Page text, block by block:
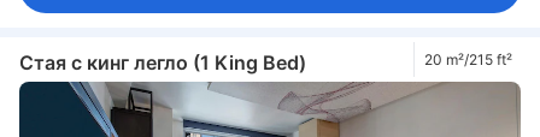
Стая с кинг легло (1 King Bed) 20 m²/215 ft²